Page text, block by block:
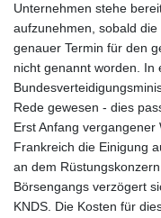
Unternehmen stehe
aufzunehmen, sobald
genauer Termin für den
nicht genannt worden. In
Rede gewesen - dies
Erst Anfang
Frankreich die Einigung
an dem
Börsengangs verzögert
KNDS. Die Kosten für